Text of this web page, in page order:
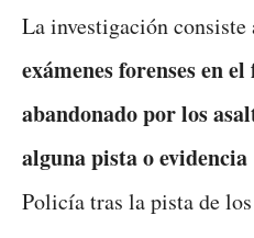
La investigación consiste
exámenes forenses en
abandonado por los
alguna pista o evidencia
Policía tras la pista de